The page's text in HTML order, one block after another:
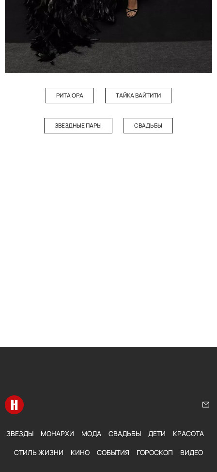
РИТА ОРА ТАЙКА ВАЙТИТИ
ЗВЕЗДНЫЕ ПАРЫ СВАДЬБЫ
Перейти на главную
ЗВЕЗДЫ МОНАРХИ МОДА СВАДЬБЫ ДЕТИ КРАСОТА
СТИЛЬ ЖИЗНИ КИНО СОБЫТИЯ ГОРОСКОП ВИДЕО